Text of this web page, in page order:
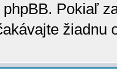
Pokiaľ
žiadnu